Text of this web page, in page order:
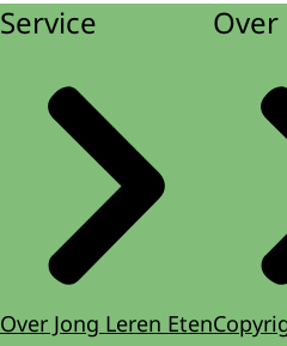
Service
Over Jong Leren Eten